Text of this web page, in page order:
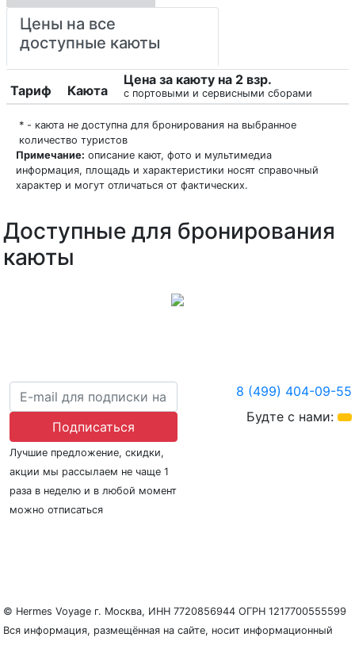
Цены на все
доступные каюты
Тариф Каюта
Цена за каюту на 2 взр.
с портовыми и сервисными сборами
* - каюта не доступна для бронирования на выбранное
количество туристов
Примечание: описание кают, фото и мультимедиа
информация, площадь и характеристики носят справочный
характер и могут отличаться от фактических.
Доступные для бронирования
каюты
© Hermes Voyage г. Москва, ИНН 7720856944 ОГРН 1217700555599
Вся информация, размещённая на сайте, носит информационный
Подписаться
Лучшие предложение, скидки,
акции мы рассылаем не чаще 1
раза в неделю и в любой момент
можно отписаться
8 (499) 404-09-55
Будте с нами: